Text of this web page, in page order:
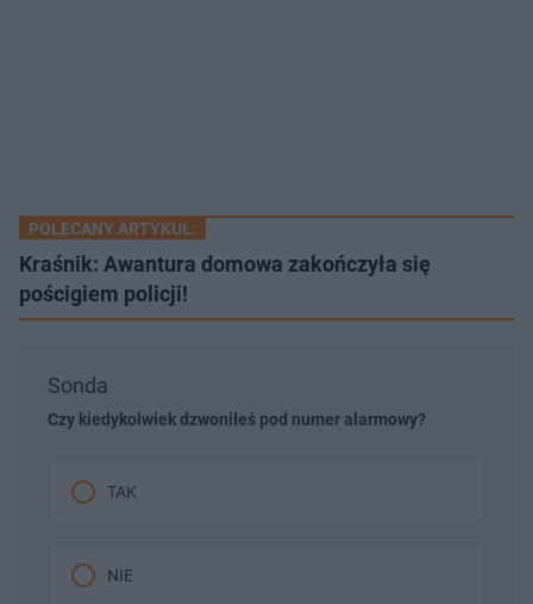
POLECANY ARTYKUŁ:
Kraśnik: Awantura domowa zakończyła się
pościgiem policji!
Sonda
Czy kiedykolwiek dzwoniłeś pod numer alarmowy?
TAK
NIE